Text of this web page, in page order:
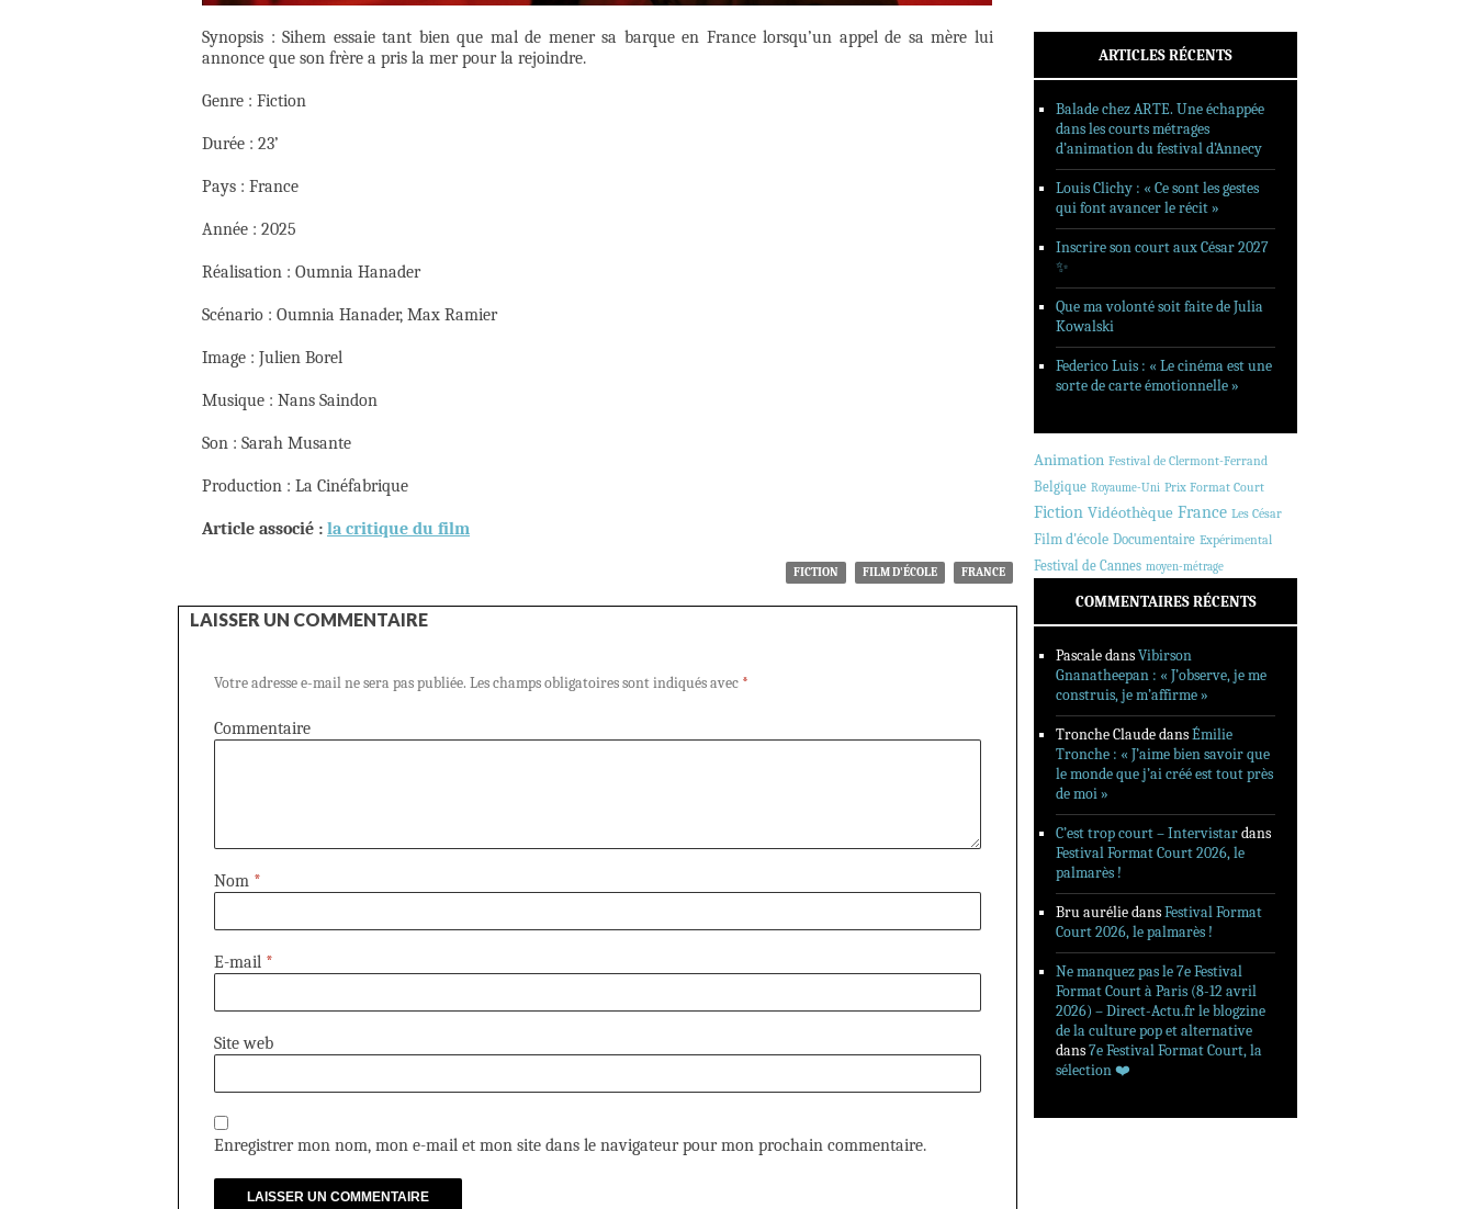
Synopsis : Sihem essaie tant bien que mal de mener sa barque en France lorsqu’un appel de sa mère lui
annonce que son frère a pris la mer pour la rejoindre.
Genre : Fiction
Durée : 23’
Pays : France
Année : 2025
Réalisation : Oumnia Hanader
Scénario : Oumnia Hanader, Max Ramier
Image : Julien Borel
Musique : Nans Saindon
Son : Sarah Musante
Production : La Cinéfabrique
Article associé : la critique du film
FICTION FILM D'ÉCOLE FRANCE
LAISSER UN COMMENTAIRE
Votre adresse e-mail ne sera pas publiée. Les champs obligatoires sont indiqués avec *
Commentaire
Nom *
E-mail *
Site web
Enregistrer mon nom, mon e-mail et mon site dans le navigateur pour mon prochain commentaire.
ARTICLES RÉCENTS
Balade chez ARTE. Une échappée
dans les courts métrages
d’animation du festival d’Annecy
Louis Clichy : « Ce sont les gestes
qui font avancer le récit »
Inscrire son court aux César 2027
✨
Que ma volonté soit faite de Julia
Kowalski
Federico Luis : « Le cinéma est une
sorte de carte émotionnelle »
Animation Festival de Clermont-Ferrand
Belgique Royaume-Uni Prix Format Court
Fiction Vidéothèque France Les César
Film d'école Documentaire Expérimental
Festival de Cannes moyen-métrage
COMMENTAIRES RÉCENTS
PascaledansVibirson
Gnanatheepan : « J’observe, je me
construis, je m’affirme »
Tronche ClaudedansÉmilie
Tronche : « J’aime bien savoir que
le monde que j’ai créé est tout près
de moi »
C’est trop court – Intervistardans
Festival Format Court 2026, le
palmarès !
Bru auréliedansFestival Format
Court 2026, le palmarès !
Ne manquez pas le 7e Festival
Format Court à Paris (8-12 avril
2026) – Direct-Actu.fr le blogzine
de la culture pop et alternative
dans7e Festival Format Court, la
sélection ❤️‍